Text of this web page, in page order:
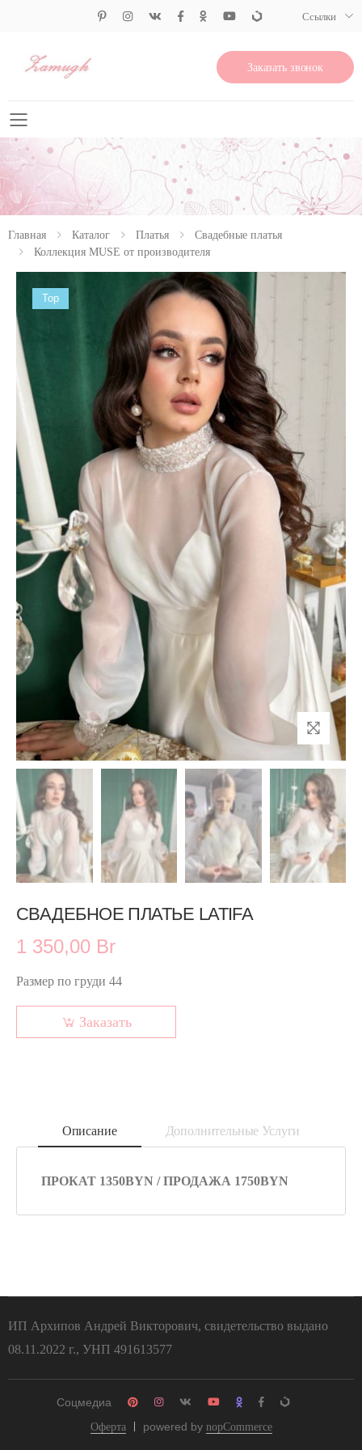
Ссылки
Заказать звонок
Свернуть меню
Главная Каталог Платья
Свадебные платья
Коллекция MUSE от производителя
Top
СВАДЕБНОЕ ПЛАТЬЕ LATIFA
1 350,00 Br
Размер по груди 44
Заказать
Описание Дополнительные Услуги
ПРОКАТ 1350BYN / ПРОДАЖА 1750BYN
ИП Архипов Андрей Викторович, свидетельство выдано
08.11.2022 г., УНП 491613577
Оферта powered by nopCommerce
Соцмедиа